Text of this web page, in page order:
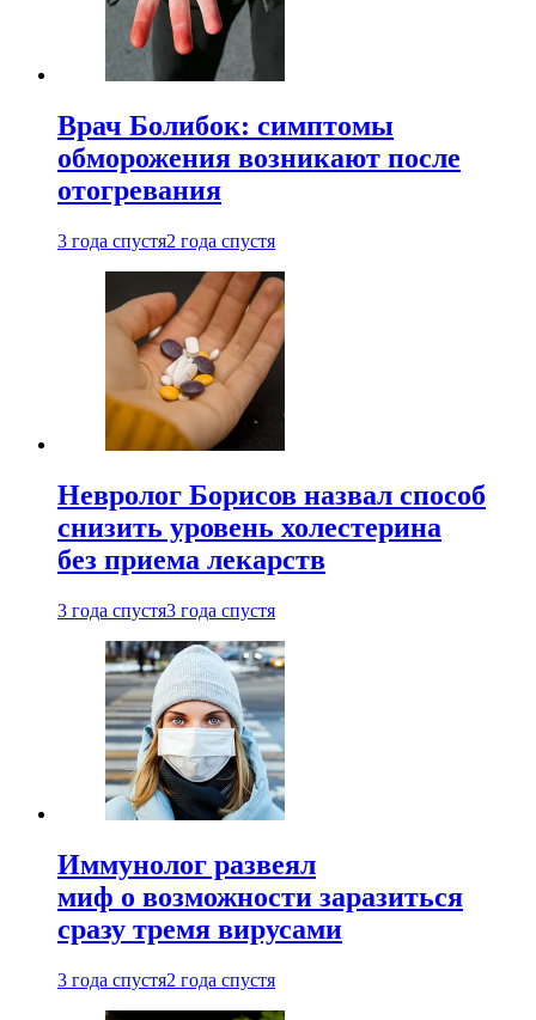
Врач Болибок: симптомы
обморожения возникают после
отогревания
3 года спустя2 года спустя
Невролог Борисов назвал способ
снизить уровень холестерина
без приема лекарств
3 года спустя3 года спустя
Иммунолог развеял
миф о возможности заразиться
сразу тремя вирусами
3 года спустя2 года спустя